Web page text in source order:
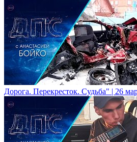
Дорога. Перекресток. Судьба" | 26